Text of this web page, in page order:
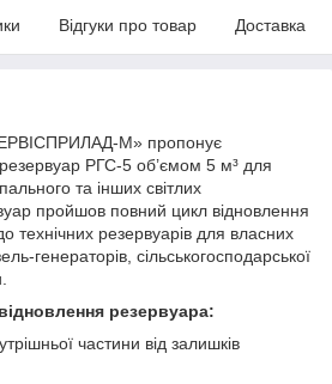
Відгуки про товар Доставка
М» пропонує
РГС-5 об’ємом 5 м³ для
та інших світлих
пройшов повний цикл відновлення
технічних резервуарів для власних
генераторів, сільськогосподарської
резервуара:
частини від залишків